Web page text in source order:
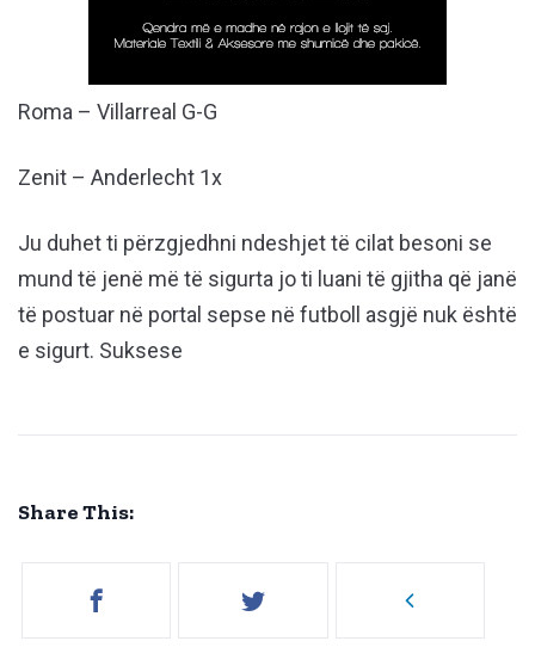
Roma – Villarreal G-G
Zenit – Anderlecht 1x
Ju duhet ti përzgjedhni ndeshjet të cilat besoni se
mund të jenë më të sigurta jo ti luani të gjitha që janë
të postuar në portal sepse në futboll asgjë nuk është
e sigurt. Suksese
Share This: